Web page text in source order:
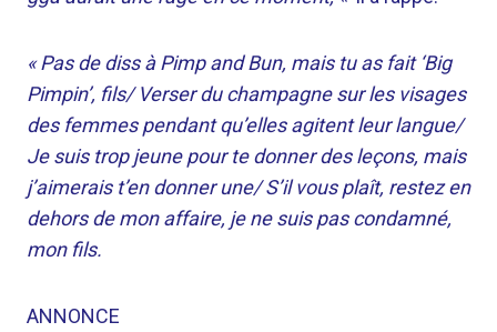
« Pas de diss à Pimp and Bun, mais tu as fait ‘Big
Pimpin’, fils/ Verser du champagne sur les visages
des femmes pendant qu’elles agitent leur langue/
Je suis trop jeune pour te donner des leçons, mais
j’aimerais t’en donner une/ S’il vous plaît, restez en
dehors de mon affaire, je ne suis pas condamné,
mon fils.
ANNONCE